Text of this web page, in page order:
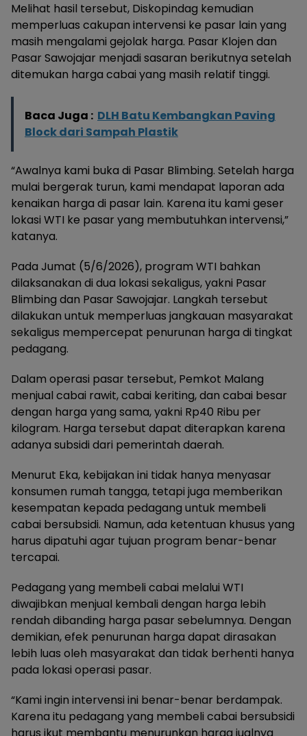
Melihat hasil tersebut, Diskopindag kemudian
memperluas cakupan intervensi ke pasar lain yang
masih mengalami gejolak harga. Pasar Klojen dan
Pasar Sawojajar menjadi sasaran berikutnya setelah
ditemukan harga cabai yang masih relatif tinggi.
Baca Juga : DLH Batu Kembangkan Paving
Block dari Sampah Plastik
“Awalnya kami buka di Pasar Blimbing. Setelah harga
mulai bergerak turun, kami mendapat laporan ada
kenaikan harga di pasar lain. Karena itu kami geser
lokasi WTI ke pasar yang membutuhkan intervensi,”
katanya.
Pada Jumat (5/6/2026), program WTI bahkan
dilaksanakan di dua lokasi sekaligus, yakni Pasar
Blimbing dan Pasar Sawojajar. Langkah tersebut
dilakukan untuk memperluas jangkauan masyarakat
sekaligus mempercepat penurunan harga di tingkat
pedagang.
Dalam operasi pasar tersebut, Pemkot Malang
menjual cabai rawit, cabai keriting, dan cabai besar
dengan harga yang sama, yakni Rp40 Ribu per
kilogram. Harga tersebut dapat diterapkan karena
adanya subsidi dari pemerintah daerah.
Menurut Eka, kebijakan ini tidak hanya menyasar
konsumen rumah tangga, tetapi juga memberikan
kesempatan kepada pedagang untuk membeli
cabai bersubsidi. Namun, ada ketentuan khusus yang
harus dipatuhi agar tujuan program benar-benar
tercapai.
Pedagang yang membeli cabai melalui WTI
diwajibkan menjual kembali dengan harga lebih
rendah dibanding harga pasar sebelumnya. Dengan
demikian, efek penurunan harga dapat dirasakan
lebih luas oleh masyarakat dan tidak berhenti hanya
pada lokasi operasi pasar.
“Kami ingin intervensi ini benar-benar berdampak.
Karena itu pedagang yang membeli cabai bersubsidi